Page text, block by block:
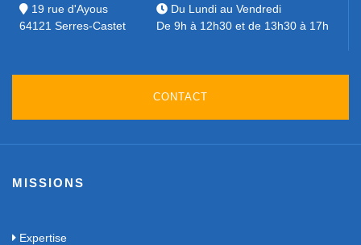
19 rue d'Ayous
64121 Serres-Castet
Du Lundi au Vendredi
De 9h à 12h30 et de 13h30 à 17h
CONTACT
MISSIONS
Expertise